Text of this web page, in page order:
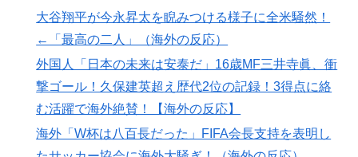
の湖「肝心の場面で毎回カメラが逃げる」【海外の反
応】
▶ 韓国人「日本でヤバい作品ばかりアニメ化してて心配に
なる…」
▶ 海外「消火栓もフェイクだから消防士が右往左往する中
国www」
大谷翔平が今永昇太を睨みつける様子に全米騒然！
←「最高の二人」（海外の反応）
外国人「日本の未来は安泰だ」16歳MF三井寺眞、衝
撃ゴール！久保建英超え歴代2位の記録！3得点に絡
む活躍で海外絶賛！【海外の反応】
海外「W杯は八百長だった」FIFA会長支持を表明し